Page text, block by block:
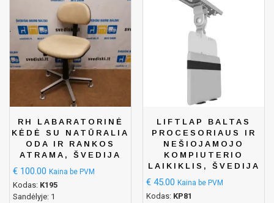
RH LABARATORINĖ
KĖDĖ SU NATŪRALIA
ODA IR RANKOS
ATRAMA, ŠVEDIJA
€ 100.00 Kaina be PVM
Kodas: K195
Sandėlyje: 1
LIFTLAP BALTAS
PROCESORIAUS IR
NEŠIOJAMOJO
KOMPIUTERIO
LAIKIKLIS, ŠVEDIJA
€ 45.00 Kaina be PVM
Kodas: KP81